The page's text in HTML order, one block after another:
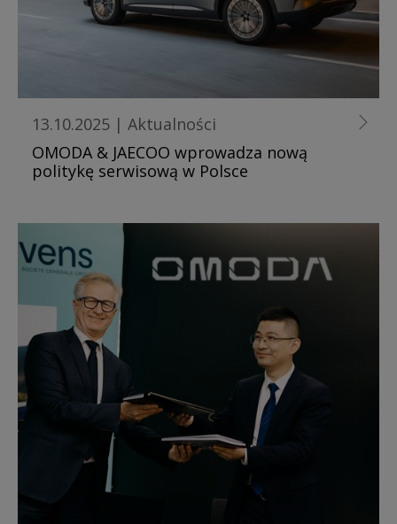
13.10.2025 | Aktualności
OMODA & JAECOO wprowadza nową
politykę serwisową w Polsce